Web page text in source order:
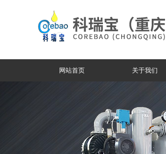
网站首页 关于我们